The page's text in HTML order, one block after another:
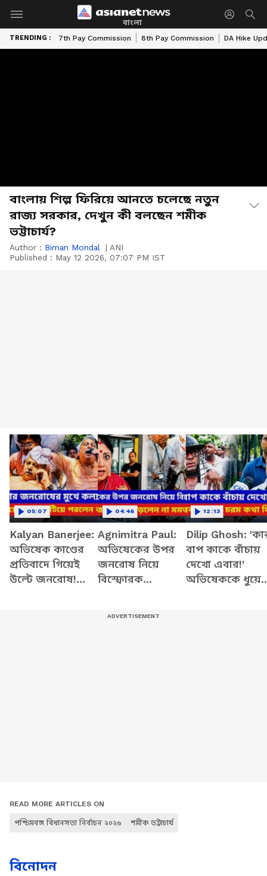
বাংলা
TRENDING : 7th Pay Commission 8th Pay Commission DA Hike
বাংলায় শিল্প ফিরিয়ে আনতে চলেছে নতুন
রাজ্য সরকার, দেখুন কী বলছেন শমীক
ভট্টাচার্য?
Author : Biman Mondal | ANI
Published : May 12 2026, 07:07 PM IST
Kalyan Banerjee:
অভিষেক কাণ্ডের
প্রতিবাদে গিয়েই
উল্টে জনরোষ!
05:07
Agnimitra Paul:
অভিষেকের উপর
জনরোষ নিয়ে
বিস্ফোরক
04:46
Dilip Ghosh:
বাপ কাকে বাঁচায়
দেখো এবার!'
অভিষেককে ধুয়ে
12:13
READ MORE ARTICLES ON
পশ্চিমবঙ্গ বিধানসভা নির্বাচন ২০২৬ শমীক ভট্টাচার্য
বিনোদন